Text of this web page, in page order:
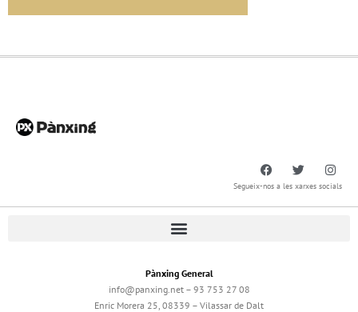
Segueix-nos a les xarxes socials
Pànxing General
info@panxing.net – 93 753 27 08
Enric Morera 25, 08339 – Vilassar de Dalt